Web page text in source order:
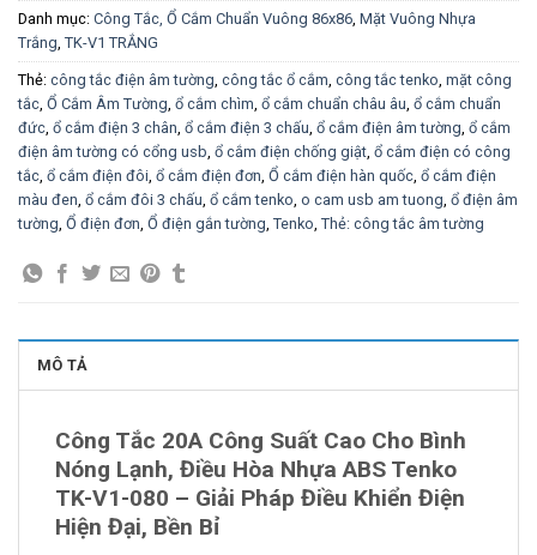
Danh mục: Công Tắc, Ổ Cắm Chuẩn Vuông 86x86 Mặt Vuông Nhựa
Trắng TK-V1 TRẮNG
Thẻ: công tắc điện âm tường công tắc ổ cắm công tắc tenko mặt công
tắc Ổ Cắm Âm Tường ổ cắm chìm ổ cắm chuẩn châu âu ổ cắm chuẩn
đức ổ cắm điện 3 chân ổ cắm điện 3 chấu ổ cắm điện âm tường ổ cắm
điện âm tường có cổng usb ổ cắm điện chống giật ổ cắm điện có công
tắc ổ cắm điện đôi ổ cắm điện đơn Ổ cắm điện hàn quốc ổ cắm điện
màu đen ổ cắm đôi 3 chấu ổ cắm tenko o cam usb am tuong ổ điện âm
tường Ổ điện đơn Ổ điện gắn tường Tenko Thẻ: công tắc âm tường
MÔ TẢ
Công Tắc 20A Công Suất Cao Cho Bình
Nóng Lạnh, Điều Hòa Nhựa ABS Tenko
TK-V1-080 – Giải Pháp Điều Khiển Điện
Hiện Đại, Bền Bỉ